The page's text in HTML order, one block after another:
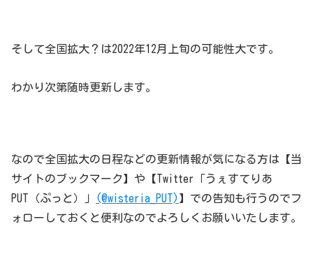
そして全国拡大？は2022年12月上旬の可能性大です。
わかり次第随時更新します。
なので全国拡大の日程などの更新情報が気になる方は【当
サイトのブックマーク】や【Twitter「うぇすてりあ
PUT（ぷっと）」
(@wisteria_PUT) 】での告知も行うのでフ
ォローしておくと便利なのでよろしくお願いいたします。